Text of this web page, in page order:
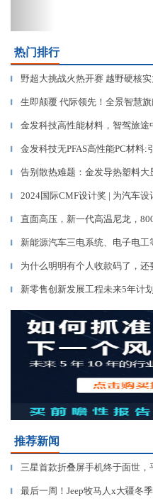
热门排行
▎ 野超大挑战火热开赛 越野硬核
▎ 生即颠覆 代际领先！全景智慧
▎ 金发科技高性能材料，智驾旅途
▎ 金发科技无PFAS高性能PC材料:
▎ 告别散热难题：金发导热塑料大
▎ 2024国际CMF设计奖 | 为汽车设
▎ 直面高压，新一代高温尼龙，
▎ 新能源汽车三电系统、电子电工
▎ 为什么明明有个人收款码了，还
▎ 新零售创新发展工程未来5年计
推荐新闻
▎ 三星首款折叠屏手机终于面世，
▎ 最后一周！Jeep牧马人x大疆冬